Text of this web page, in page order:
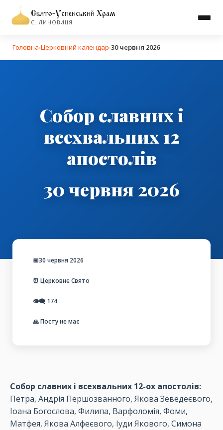
Свято-Успенський Храм
С. ЛИНОВИЦЯ
Головна›Церковний календар›30 червня 2026
Собор славних і
всехвальних 12
апостолів
30 червня 2026
📅30 червня 2026
⏰ Церковне Свято
👁️‍🗨️ 174
🙏 Посту не має
Собор славних і всехвальних 12-ох апостолів:
Петра, Андрія Першозванного, Якова Зеведеєвого,
Іоана Богослова, Филипа, Варфоломія, Фоми,
Матфея, Якова Алфеєвого, Іуди Якового, Симона